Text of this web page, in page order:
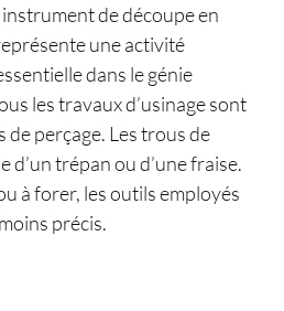
instrument de découpe en
une activité
dans le génie
les travaux d’usinage sont
de perçage. Les trous de
d’un trépan ou d’une fraise.
à forer, les outils employés
précis.